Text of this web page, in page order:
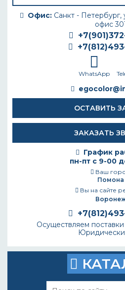
Офис:Санкт - Петербург,
офис
WhatsApp
ОСТАВИТЬ
ЗАКАЗАТЬ
График
пн-пт с 9-00
Ваш
Помона
Вы на сайте
Осуществляем